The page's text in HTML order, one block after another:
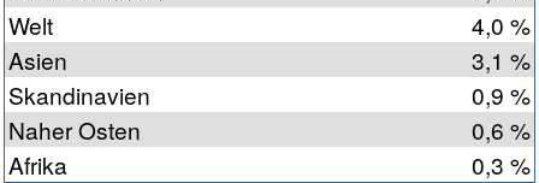
Welt
4,0 %
Asien
3,1 %
Skandinavien
0,9 %
Naher Osten
0,6 %
Afrika
0,3 %